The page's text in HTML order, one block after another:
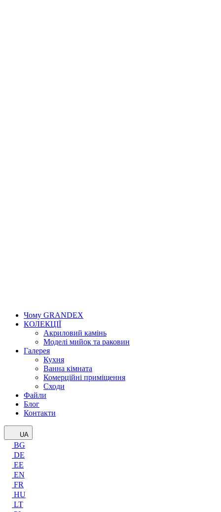
Чому GRANDEX
КОЛЕКЦІЇ
Акриловий камінь
Моделі мийок та раковин
Галерея
Кухня
Ванна кімната
Комерційні приміщення
Сходи
Файли
Блог
Контакти
UA
BG
DE
EE
EN
FR
HU
LT